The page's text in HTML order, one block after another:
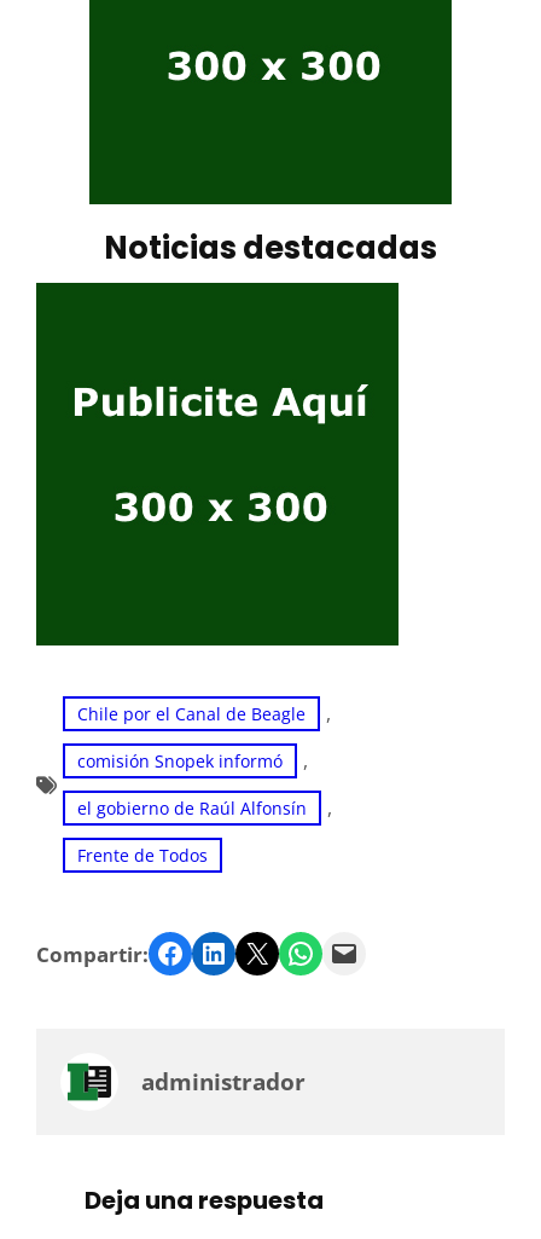
Noticias destacadas
Chile por el Canal de Beagle ,
comisión Snopek informó ,
el gobierno de Raúl Alfonsín ,
Frente de Todos
Compartir: Facebook LinkedIn Twitter WhatsApp Email
administrador
Deja una respuesta